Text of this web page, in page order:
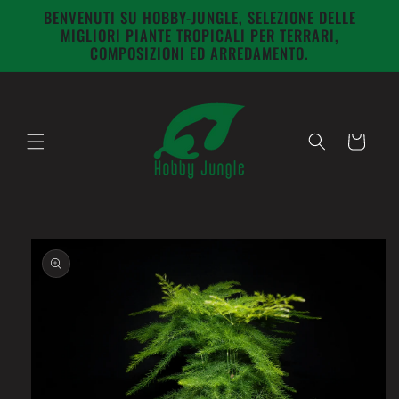
direttamente
ai contenuti
BENVENUTI SU HOBBY-JUNGLE, SELEZIONE DELLE
MIGLIORI PIANTE TROPICALI PER TERRARI,
COMPOSIZIONI ED ARREDAMENTO.
Carrello
Passa alle
informazioni
sul prodotto